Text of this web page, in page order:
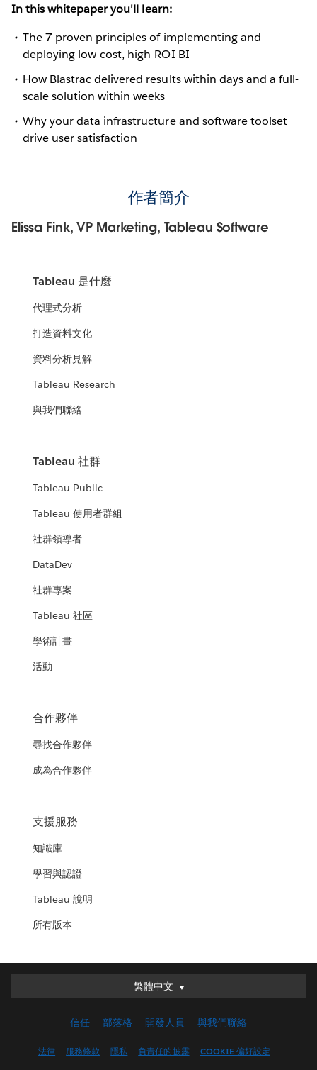
In this whitepaper you'll learn:
The 7 proven principles of implementing and
deploying low-cost, high-ROI BI
How Blastrac delivered results within days and a full-
scale solution within weeks
Why your data infrastructure and software toolset
drive user satisfaction
作者簡介
Elissa Fink, VP Marketing, Tableau Software
Tableau 是什麼
代理式分析
打造資料文化
資料分析見解
Tableau Research
與我們聯絡
Tableau 社群
Tableau Public
Tableau 使用者群組
社群領導者
DataDev
社群專案
Tableau 社區
學術計畫
活動
合作夥伴
尋找合作夥伴
成為合作夥伴
支援服務
知識庫
學習與認證
Tableau 說明
所有版本
繁體中文
繁體中文
English (UK)
信任 部落格 開發人員 與我們聯絡
法律 服務條款 隱私 負責任的披露 COOKIE 偏好設定